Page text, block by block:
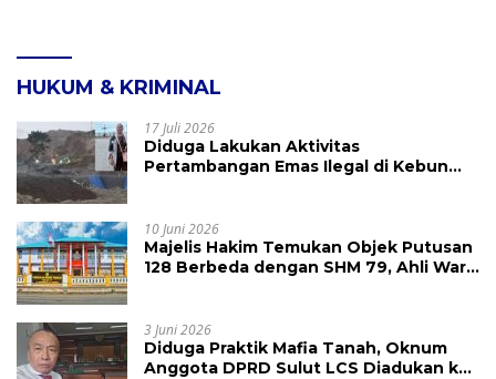
HUKUM & KRIMINAL
17 Juli 2026
Diduga Lakukan Aktivitas
Pertambangan Emas Ilegal di Kebun
10 Juni 2026
Majelis Hakim Temukan Objek Putusan
128 Berbeda dengan SHM 79, Ahli Waris
3 Juni 2026
Diduga Praktik Mafia Tanah, Oknum
Anggota DPRD Sulut LCS Diadukan ke